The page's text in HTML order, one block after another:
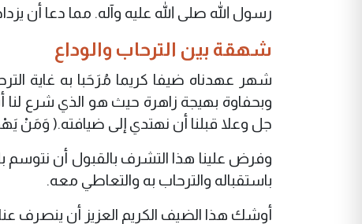
رسول الله صلى الله عليه وآله. مما دعا أن
شهقة بين الترحاب والوداع
شهر عهدناه ضيفا كريما مُرَحَبا به غاية
وبحفاوة بهيجة زاهرة حيث هو الذي شرع لنا
جل وعلا قبلنا أن نهتدي إلى ضيافته.( وَمَنْ
وفرض علينا هذا التشرف بالقبول أن نتوسم
باستقباله والترحاب به والتعاطي معه.
أوشك هذا الضيف الكريم العزيز أن ينصرف